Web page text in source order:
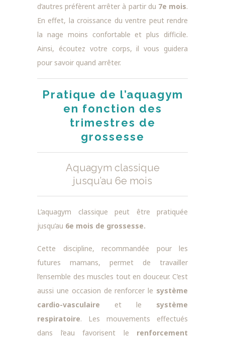
d’autres préfèrent arrêter à partir du 7e mois.
En effet, la croissance du ventre peut rendre
la nage moins confortable et plus difficile.
Ainsi, écoutez votre corps, il vous guidera
pour savoir quand arrêter.
Pratique de l’aquagym
en fonction des
trimestres de
grossesse
Aquagym classique
jusqu’au 6e mois
L’aquagym classique peut être pratiquée
jusqu’au 6e mois de grossesse.
Cette discipline, recommandée pour les
futures mamans, permet de travailler
l’ensemble des muscles tout en douceur. C’est
aussi une occasion de renforcer le système
cardio-vasculaire et le système
respiratoire. Les mouvements effectués
dans l’eau favorisent le renforcement